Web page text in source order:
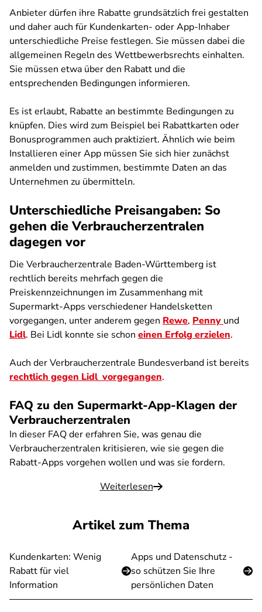
Anbieter dürfen ihre Rabatte grundsätzlich frei gestalten
und daher auch für Kundenkarten- oder App-Inhaber
unterschiedliche Preise festlegen. Sie müssen dabei die
allgemeinen Regeln des Wettbewerbsrechts einhalten.
Sie müssen etwa über den Rabatt und die
entsprechenden Bedingungen informieren.
Es ist erlaubt, Rabatte an bestimmte Bedingungen zu
knüpfen. Dies wird zum Beispiel bei Rabattkarten oder
Bonusprogrammen auch praktiziert. Ähnlich wie beim
Installieren einer App müssen Sie sich hier zunächst
anmelden und zustimmen, bestimmte Daten an das
Unternehmen zu übermitteln.
Unterschiedliche Preisangaben: So
gehen die Verbraucherzentralen
dagegen vor
Die Verbraucherzentrale Baden-Württemberg ist
rechtlich bereits mehrfach gegen die
Preiskennzeichnungen im Zusammenhang mit
Supermarkt-Apps verschiedener Handelsketten
vorgegangen, unter anderem gegen Rewe, Penny und
Lidl. Bei Lidl konnte sie schon einen Erfolg erzielen.
Auch der Verbraucherzentrale Bundesverband ist bereits
rechtlich gegen Lidl vorgegangen.
FAQ zu den Supermarkt-App-Klagen der
Verbraucherzentralen
In dieser FAQ der erfahren Sie, was genau die
Verbraucherzentralen kritisieren, wie sie gegen die
Rabatt-Apps vorgehen wollen und was sie fordern.
Weiterlesen
Artikel zum Thema
Kundenkarten: Wenig
Rabatt für viel
Information
Apps und Datenschutz -
so schützen Sie Ihre
persönlichen Daten